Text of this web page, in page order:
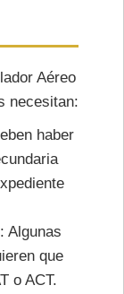
Aéreo
necesitan:
haber
: Algunas
que
o ACT.